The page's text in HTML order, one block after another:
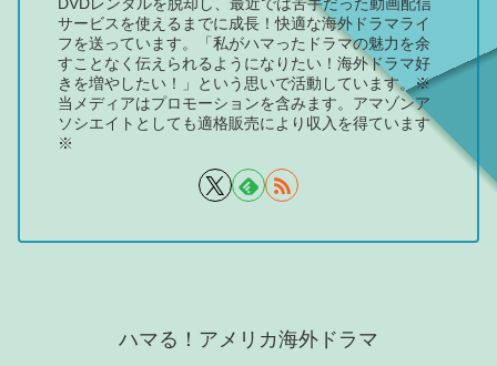
サービスを使えるまでに成長！快適な海外ドラマライ
フを送っています。「私がハマったドラマの魅力を余
すことなく伝えられるようになりたい！海外ドラマ好
きを増やしたい！」という思いで活動しています。※
当メディアはプロモーションを含みます。アマゾンア
ソシエイトとしても適格販売により収入を得ています
※
ハマる！アメリカ海外ドラマ